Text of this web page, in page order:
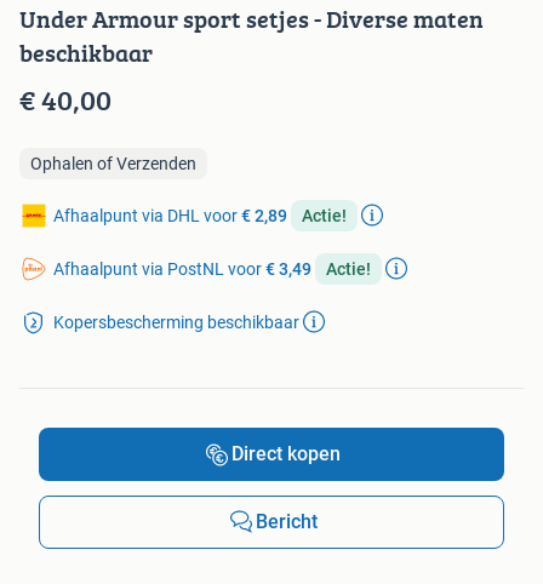
Under Armour sport setjes - Diverse maten
beschikbaar
€ 40,00
Ophalen of Verzenden
Afhaalpunt via DHL voor€ 2,89 Actie!
Afhaalpunt via PostNL voor€ 3,49 Actie!
Kopersbescherming beschikbaar
Direct kopen
Bericht